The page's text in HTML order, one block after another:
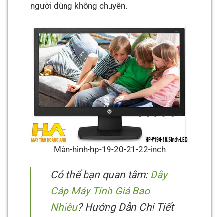
người dùng không chuyên.
Màn-hình-hp-19-20-21-22-inch
Có thể bạn quan tâm:Dây
Cáp Máy Tính Giá Bao
Nhiêu? Hướng Dẫn Chi Tiết